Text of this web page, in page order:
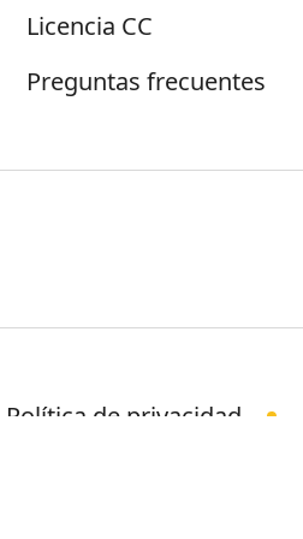
Licencia CC
Preguntas frecuentes
Política de privacidad